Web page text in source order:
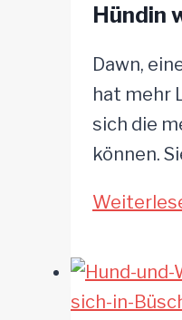
Hündin
Dawn,
hat mehr
sich die
können.